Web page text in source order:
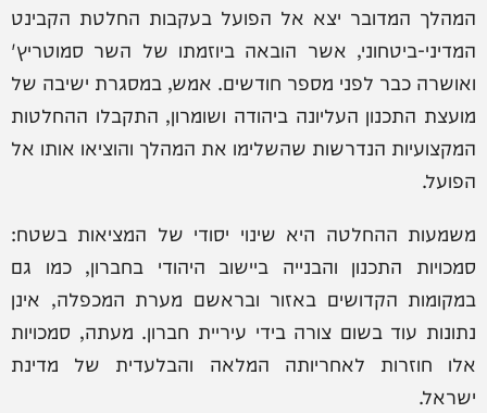
המהלך המדובר יצא אל הפועל בעקבות החלטת הקבינט
המדיני-ביטחוני, אשר הובאה ביוזמתו של השר סמוטריץ'
ואושרה כבר לפני מספר חודשים. אמש, במסגרת ישיבה של
מועצת התכנון העליונה ביהודה ושומרון, התקבלו ההחלטות
המקצועיות הנדרשות שהשלימו את המהלך והוציאו אותו אל
הפועל.
משמעות ההחלטה היא שינוי יסודי של המציאות בשטח:
סמכויות התכנון והבנייה ביישוב היהודי בחברון, כמו גם
במקומות הקדושים באזור ובראשם מערת המכפלה, אינן
נתונות עוד בשום צורה בידי עיריית חברון. מעתה, סמכויות
אלו חוזרות לאחריותה המלאה והבלעדית של מדינת
ישראל.